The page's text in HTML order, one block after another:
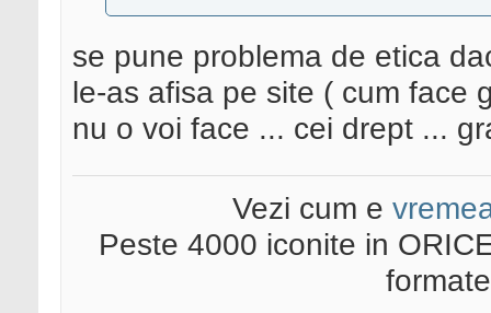
se pune problema de etica
le-as afisa pe site ( cum face
nu o voi face ... cei drept ...
Vezi cum e
Peste 4000 iconite in